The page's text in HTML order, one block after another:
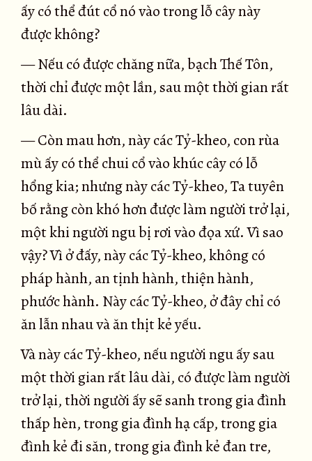
ấy có thể đút cổ nó vào trong lỗ cây này
được không?
— Nếu có được chăng nữa, bạch Thế Tôn,
thời chỉ được một lần, sau một thời gian rất
lâu dài.
— Còn mau hơn, này các Tỷ-kheo, con rùa
mù ấy có thể chui cổ vào khúc cây có lỗ
hổng kia; nhưng này các Tỷ-kheo, Ta tuyên
bố rằng còn khó hơn được làm người trở lại,
một khi người ngu bị rơi vào đọa xứ. Vì sao
vậy? Vì ở đấy, này các Tỷ-kheo, không có
pháp hành, an tịnh hành, thiện hành,
phước hành. Này các Tỷ-kheo, ở đây chỉ có
ăn lẫn nhau và ăn thịt kẻ yếu.
Và này các Tỷ-kheo, nếu người ngu ấy sau
một thời gian rất lâu dài, có được làm người
trở lại, thời người ấy sẽ sanh trong gia đình
thấp hèn, trong gia đình hạ cấp, trong gia
đình kẻ đi săn, trong gia đình kẻ đan tre,